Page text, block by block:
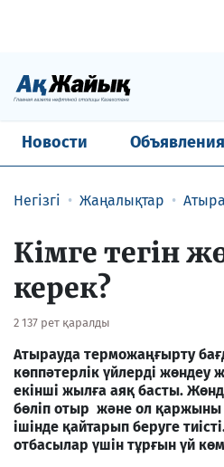
Новости Объявления
Негізгі Жаңалықтар
Кімге тегін
керек?
2 137 рет қаралды
Атырауда терможаңғырту
көппәтерлік үйлерді жөндеу
екінші жылға аяқ басты.
бөліп отыр және ол
ішінде қайтарып беруге
отбасылар үшін тұрғын үй